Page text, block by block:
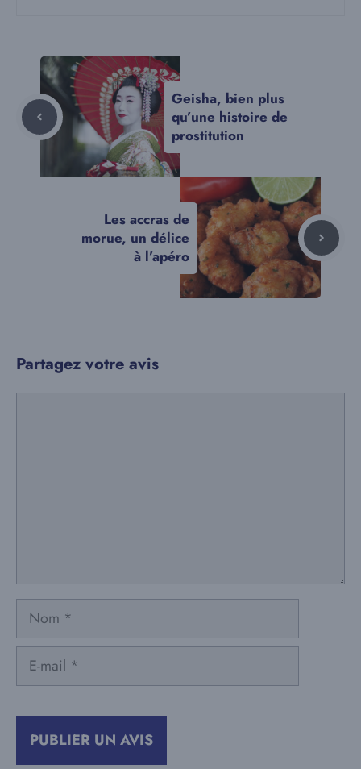
Geisha, bien plus
qu’une histoire de
prostitution
Les accras de
morue, un délice
à l’apéro
Partagez votre avis
Nom
mail